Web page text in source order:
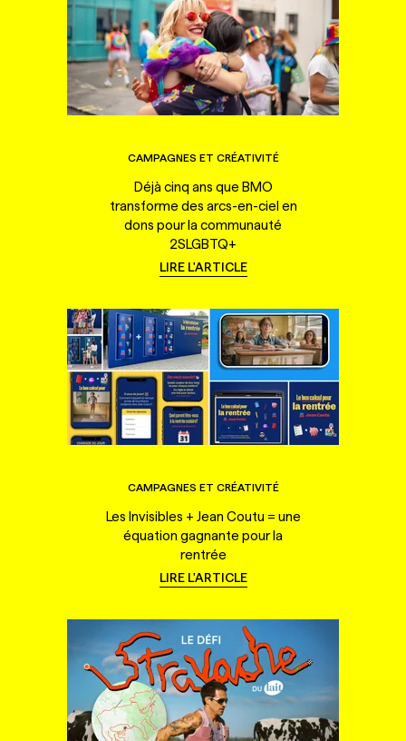
CAMPAGNES ET CRÉATIVITÉ
Déjà cinq ans que BMO
transforme des arcs-en-ciel en
dons pour la communauté
2SLGBTQ+
LIRE L'ARTICLE
CAMPAGNES ET CRÉATIVITÉ
Les Invisibles + Jean Coutu = une
équation gagnante pour la
rentrée
LIRE L'ARTICLE